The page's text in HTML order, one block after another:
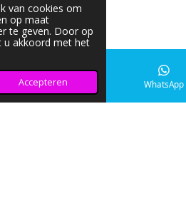
van cookies om
op maat
te geven. Door op
u akkoord met het
Accepteren
Instagram WhatsApp